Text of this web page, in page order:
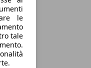
le
tale